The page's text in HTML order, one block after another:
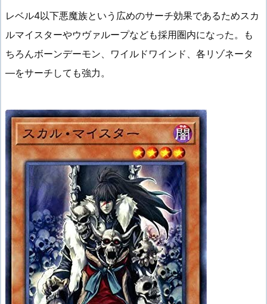
レベル4以下悪魔族という広めのサーチ効果であるためスカ
ルマイスターやウヴァループなども採用圏内になった。も
ちろんボーンデーモン、ワイルドワインド、各リゾネータ
―をサーチしても強力。